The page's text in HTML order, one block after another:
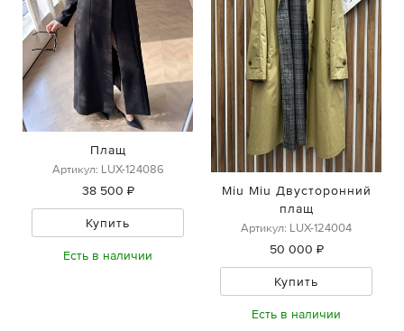
Плащ
Артикул: LUX-124086
38 500 ₽
Купить
Есть в наличии
Miu Miu Двусторонний
плащ
Артикул: LUX-124004
50 000 ₽
Купить
Есть в наличии